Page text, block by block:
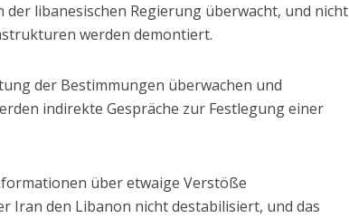
libanesischen Regierung überwacht, und nicht
werden demontiert.
der Bestimmungen überwachen und
indirekte Gespräche zur Festlegung einer
über etwaige Verstöße
Iran den Libanon nicht destabilisiert, und das